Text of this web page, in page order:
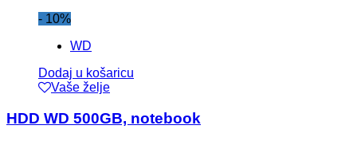
- 10%
WD
Dodaj u košaricu
Vaše želje
HDD WD 500GB, notebook